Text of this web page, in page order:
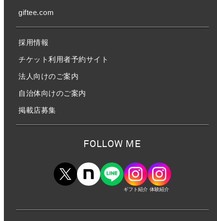
giftee.com
採用情報
チケット利用者予約サイト
法人向けのご案内
自治体向けのご案内
掲載店募集
FOLLOW ME
ギフト紹介 体験紹介